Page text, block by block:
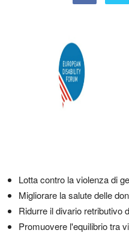
Lotta contro la violenza di
Migliorare la salute delle
Ridurre il divario retributivo
Promuovere l'equilibrio tra